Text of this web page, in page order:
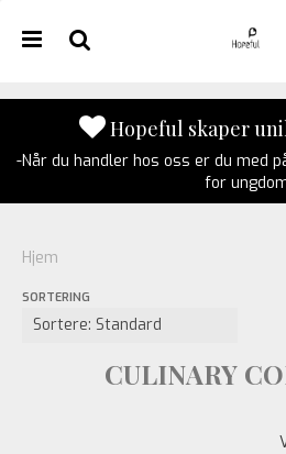
Hopeful skaper
-Når du handler hos oss er du med
for
Hjem
SORTERING
CULINARY